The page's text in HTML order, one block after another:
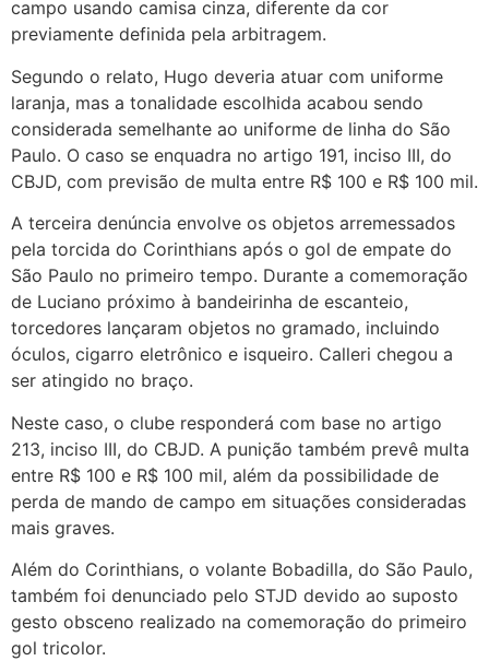
campo usando camisa cinza, diferente da cor
previamente definida pela arbitragem.
Segundo o relato, Hugo deveria atuar com uniforme
laranja, mas a tonalidade escolhida acabou sendo
considerada semelhante ao uniforme de linha do São
Paulo. O caso se enquadra no artigo 191, inciso III, do
CBJD, com previsão de multa entre R$ 100 e R$ 100 mil.
A terceira denúncia envolve os objetos arremessados
pela torcida do Corinthians após o gol de empate do
São Paulo no primeiro tempo. Durante a comemoração
de Luciano próximo à bandeirinha de escanteio,
torcedores lançaram objetos no gramado, incluindo
óculos, cigarro eletrônico e isqueiro. Calleri chegou a
ser atingido no braço.
Neste caso, o clube responderá com base no artigo
213, inciso III, do CBJD. A punição também prevê multa
entre R$ 100 e R$ 100 mil, além da possibilidade de
perda de mando de campo em situações consideradas
mais graves.
Além do Corinthians, o volante Bobadilla, do São Paulo,
também foi denunciado pelo STJD devido ao suposto
gesto obsceno realizado na comemoração do primeiro
gol tricolor.